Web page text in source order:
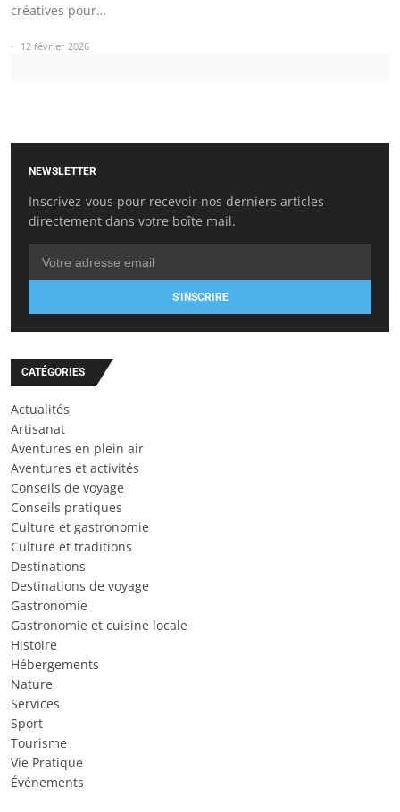
créatives pour…
12 février 2026
NEWSLETTER
Inscrivez-vous pour recevoir nos derniers articles
directement dans votre boîte mail.
S'INSCRIRE
CATÉGORIES
Actualités
Artisanat
Aventures en plein air
Aventures et activités
Conseils de voyage
Conseils pratiques
Culture et gastronomie
Culture et traditions
Destinations
Destinations de voyage
Gastronomie
Gastronomie et cuisine locale
Histoire
Hébergements
Nature
Services
Sport
Tourisme
Vie Pratique
Événements